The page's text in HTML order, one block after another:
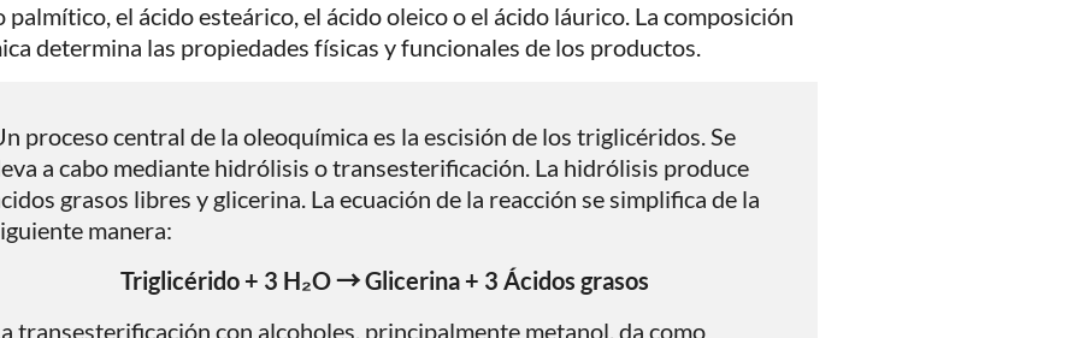
palmítico, el ácido esteárico, el ácido oleico o el ácido láurico. La composición
determina las propiedades físicas y funcionales de los productos.
proceso central de la oleoquímica es la escisión de los triglicéridos. Se
a cabo mediante hidrólisis o transesterificación. La hidrólisis produce
grasos libres y glicerina. La ecuación de la reacción se simplifica de la
manera:
Triglicérido + 3 H₂O → Glicerina + 3 Ácidos grasos
transesterificación con alcoholes, principalmente metanol, da como